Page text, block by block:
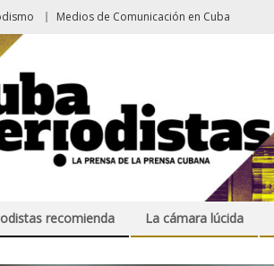
Medios de Comunicación en Cuba
recomienda La cámara lúcida